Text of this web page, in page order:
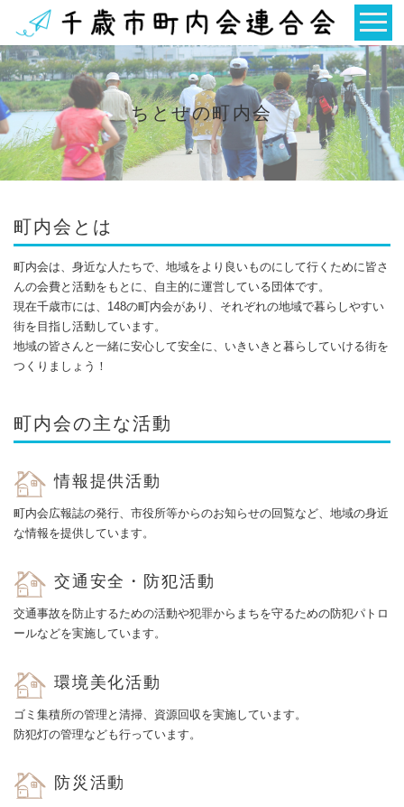
ちとせの町内会
町内会とは
町内会は、身近な人たちで、地域をより良いものにして行くために皆さ
んの会費と活動をもとに、自主的に運営している団体です。
現在千歳市には、148の町内会があり、それぞれの地域で暮らしやすい
街を目指し活動しています。
地域の皆さんと一緒に安心して安全に、いきいきと暮らしていける街を
つくりましょう！
町内会の主な活動
情報提供活動
町内会広報誌の発行、市役所等からのお知らせの回覧など、地域の身近
な情報を提供しています。
交通安全・防犯活動
交通事故を防止するための活動や犯罪からまちを守るための防犯パトロ
ールなどを実施しています。
環境美化活動
ゴミ集積所の管理と清掃、資源回収を実施しています。
防犯灯の管理なども行っています。
防災活動